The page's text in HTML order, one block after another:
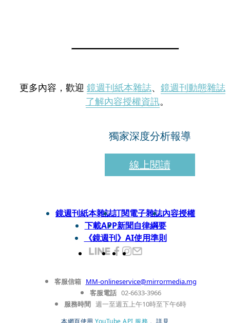
更多內容，歡迎 鏡週刊紙本雜誌、 鏡週刊動態雜誌
了解內容授權資訊。
獨家深度分析報導
線上閱讀
鏡週刊紙本雜誌訂閱電子雜誌內容授權
下載APP新聞自律綱要
《鏡週刊》AI使用準則
客服信箱 MM-onlineservice@mirrormedia.mg
客服電話 02-6633-3966
服務時間 週一至週五上午10時至下午6時
本網頁使用 YouTube API 服務 ， 詳見